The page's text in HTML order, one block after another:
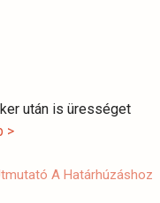
után is ürességet
>
A Határhúzáshoz